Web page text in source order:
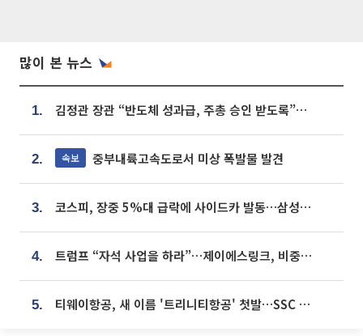
많이 본 뉴스
1. 김정관 장관 “반도체 성과급, 주총 승인 받도록”…상법·자본시장법 개정 시사
2. 속보 중부내륙고속도로서 미상 폭발물 발견
3. 코스피, 장중 5%대 급락에 사이드카 발동…삼성·SK 동반 폭락
4. 트럼프 “자석 사업을 하라”…제이에스링크, 비중국 영구자석 공급망 구축 속도
5. 티웨이항공, 새 이름 '트리니티항공' 첫발…SSC 전략 본격화